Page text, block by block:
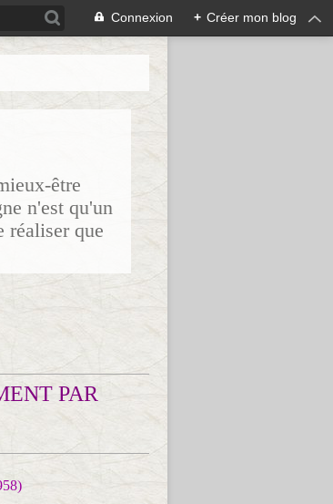
Connexion + Créer mon blog
être
n'est qu'un
réaliser que
PAR